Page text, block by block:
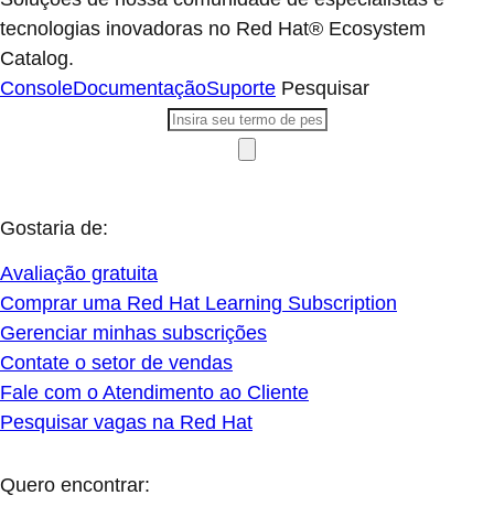
tecnologias inovadoras no Red Hat® Ecosystem
Catalog.
ConsoleDocumentaçãoSuporte Pesquisar
Gostaria de:
Avaliação gratuita
Comprar uma Red Hat Learning Subscription
Gerenciar minhas subscrições
Contate o setor de vendas
Fale com o Atendimento ao Cliente
Pesquisar vagas na Red Hat
Quero encontrar: